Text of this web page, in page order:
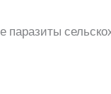
паразиты